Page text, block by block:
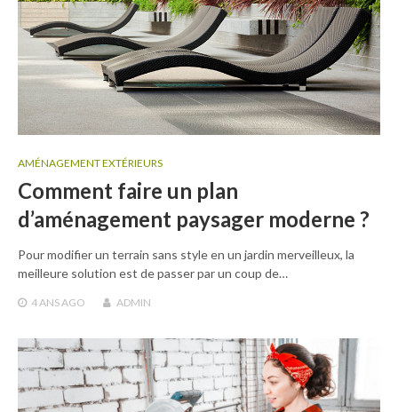
AMÉNAGEMENT EXTÉRIEURS
Comment faire un plan
d’aménagement paysager moderne ?
Pour modifier un terrain sans style en un jardin merveilleux, la
meilleure solution est de passer par un coup de…
4 ANS AGO ADMIN